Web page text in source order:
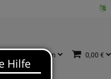
Anmelden 0,00 €